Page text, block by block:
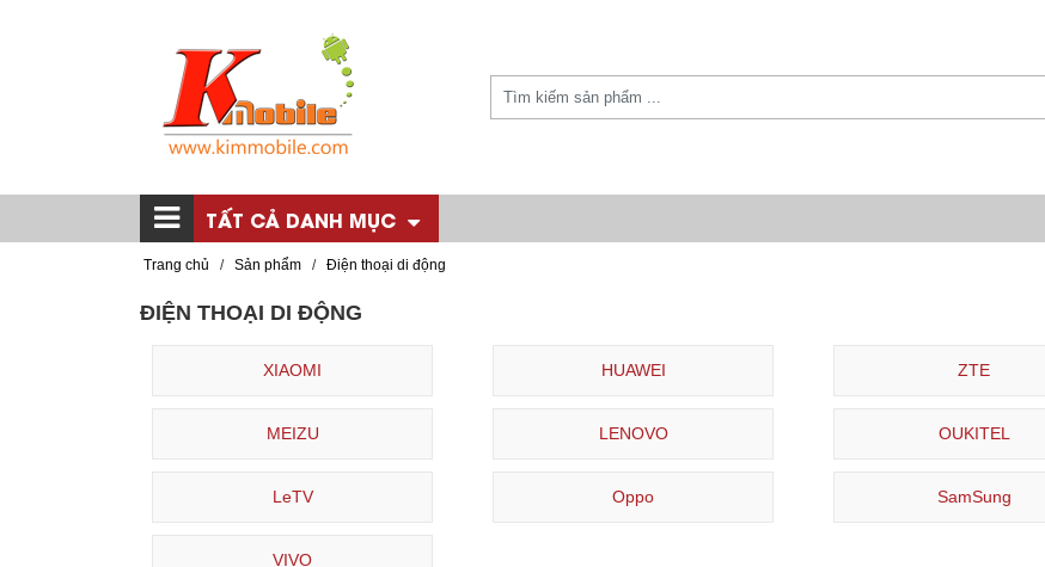
TẤT CẢ DANH MỤC
Trang chủ / Sản phẩm / Điện thoại di động
ĐIỆN THOẠI DI ĐỘNG
XIAOMI HUAWEI ZTE
MEIZU LENOVO OUKITEL
LeTV Oppo SamSung
VIVO